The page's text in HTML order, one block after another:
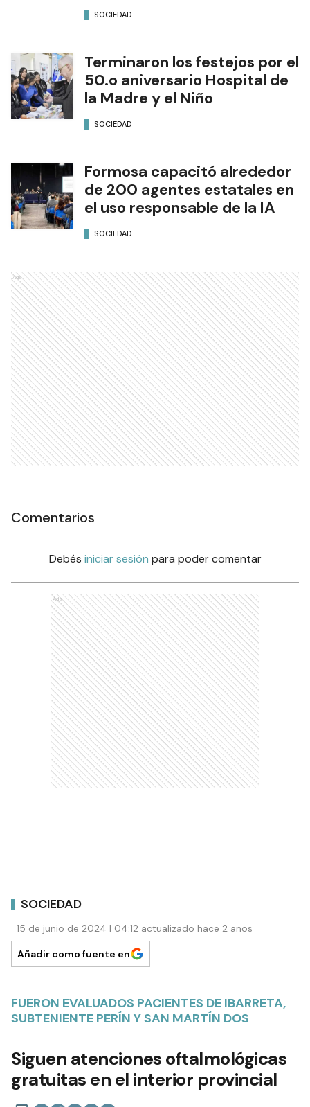
SOCIEDAD
Terminaron los festejos por el
50.o aniversario Hospital de
la Madre y el Niño
SOCIEDAD
Formosa capacitó alrededor
de 200 agentes estatales en
el uso responsable de la IA
SOCIEDAD
Ads
Comentarios
Debés iniciar sesión para poder comentar
Ads
SOCIEDAD
15 de junio de 2024 | 04:12 actualizado hace 2 años
Añadir como fuente en
FUERON EVALUADOS PACIENTES DE IBARRETA,
SUBTENIENTE PERÍN Y SAN MARTÍN DOS
Siguen atenciones oftalmológicas
gratuitas en el interior provincial